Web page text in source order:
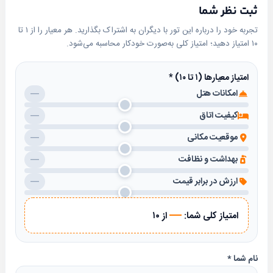
ثبت نظر شما
تجربه خود را درباره این تور با دیگران به اشتراک بگذارید. هر معیار را از ۱ تا
۱۰ امتیاز دهید؛ امتیاز کلی به‌صورت خودکار محاسبه می‌شود.
نام شما*
امتیاز معیارها (۱ تا ۱۰)
*
امکانات هتل
—
کیفیت اتاق
—
موقعیت مکانی
—
بهداشت و نظافت
—
ارزش در برابر قیمت
—
امتیاز کلی شما: —از ۱۰